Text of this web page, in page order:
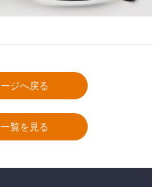
ジへ戻る
覧を見る